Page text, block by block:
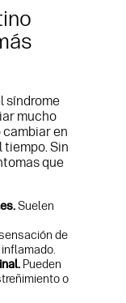
síndrome
mucho
cambiar en
tiempo. Sin
que
Suelen
de
Pueden
o